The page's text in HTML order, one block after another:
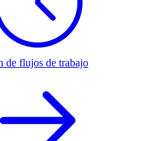
de flujos de trabajo